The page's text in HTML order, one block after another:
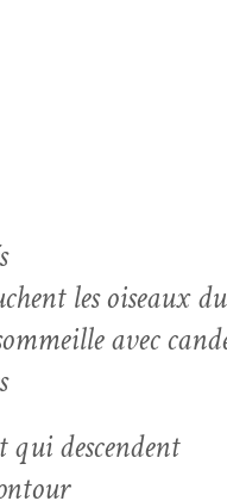
les oiseaux
avec
qui descendent